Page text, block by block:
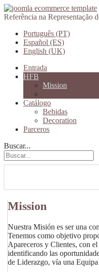
Referência na Representação
Português (PT)
Español (ES)
English (UK)
Entrada
HFB
Mission
Catálogo
Bebidas
Decoration
Parceros
Buscar...
Mission
Nuestra Misión es ser una
Tenemos como objetivo
Apareceros y Clientes, con
identificando las
de Liderazgo, vía una